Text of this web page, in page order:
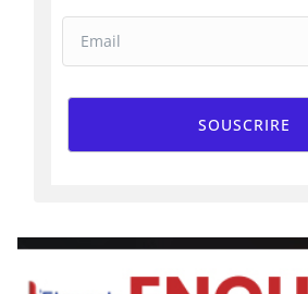
SOUSCRIRE